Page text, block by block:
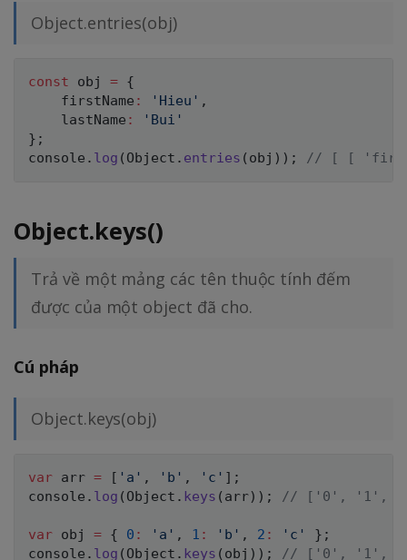
Object.entries(obj)
const obj = {
    firstName
: 'Hieu' ,
    lastName
:
'Bui'
} ;
console . log ( Object . entries ( obj ) ) ; // [ [
Object.keys()
Trả về một mảng các tên thuộc tính đếm
được của một object đã cho.
Cú pháp
Object.keys(obj)
var arr = [ 'a' , 'b' , 'c' ] ;
console . log ( Object . keys ( arr) ) ; // ['0', '1',
var obj = { 0 : 'a' , 1 : 'b' , 2 : 'c' } ;
console . log ( Object . keys ( obj ) ) ; // ['0', '1',